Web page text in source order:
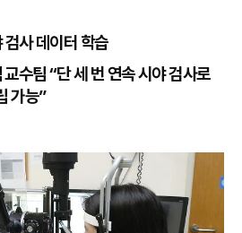
사 데이터 학습
수팀 “단 세 번 연속 시야 검사로
가능”